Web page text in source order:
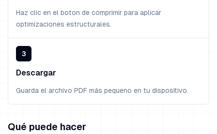
Haz clic en el boton de comprimir para aplicar
optimizaciones estructurales.
3
Descargar
Guarda el archivo PDF más pequeno en tu dispositivo.
Qué puede hacer